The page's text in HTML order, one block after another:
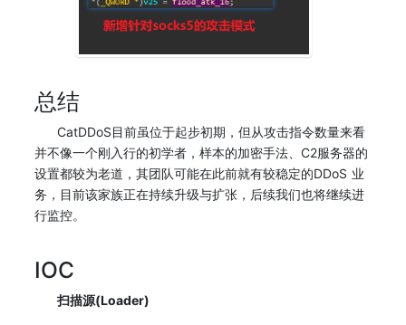
总结
CatDDoS目前虽位于起步初期，但从攻击指令数量来看
并不像一个刚入行的初学者，样本的加密手法、C2服务器的
设置都较为老道，其团队可能在此前就有较稳定的DDoS 业
务，目前该家族正在持续升级与扩张，后续我们也将继续进
行监控。
IOC
扫描源(Loader)